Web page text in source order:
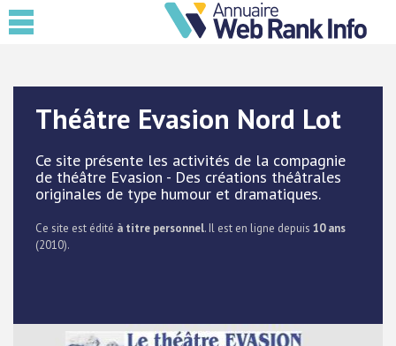
Théâtre Evasion Nord Lot
Ce site présente les activités de la compagnie
de théâtre Evasion - Des créations théâtrales
originales de type humour et dramatiques.
Ce site est édité à titre personnel. Il est en ligne depuis 10 ans
(2010).